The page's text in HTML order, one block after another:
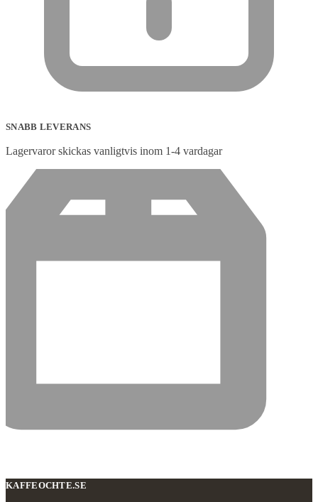
SNABB LEVERANS
Lagervaror skickas vanligtvis inom 1-4 vardagar
KAFFEOCHTE.SE